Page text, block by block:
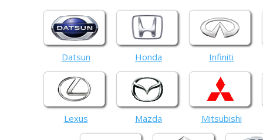
Datsun Honda Infiniti
Lexus Mazda Mitsubishi